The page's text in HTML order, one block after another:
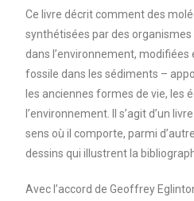
Ce livre décrit comment des
synthétisées par des
dans l’environnement,
fossile dans les sédiments –
les anciennes formes de vie, les
l’environnement. Il s’agit d’un
sens où il comporte, parmi
dessins qui illustrent la
Avec l’accord de Geoffrey